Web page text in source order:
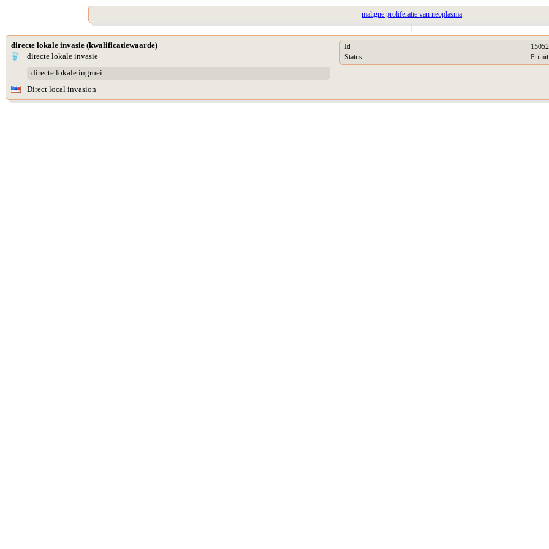
maligne proliferatie van neoplasma
|
directe lokale invasie (kwalificatiewaarde)
directe lokale invasie
directe lokale ingroei
Direct local invasion
Id
Status